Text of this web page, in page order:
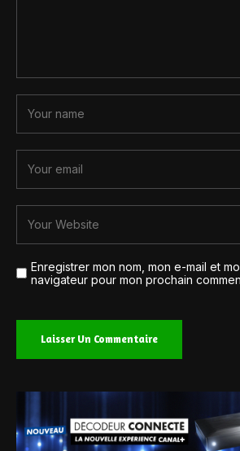
Enregistrer mon nom, mon e-mail et
navigateur pour mon prochain